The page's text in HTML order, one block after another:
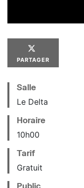
PARTAGER
Salle
Le Delta
Horaire
10h00
Tarif
Gratuit
Public